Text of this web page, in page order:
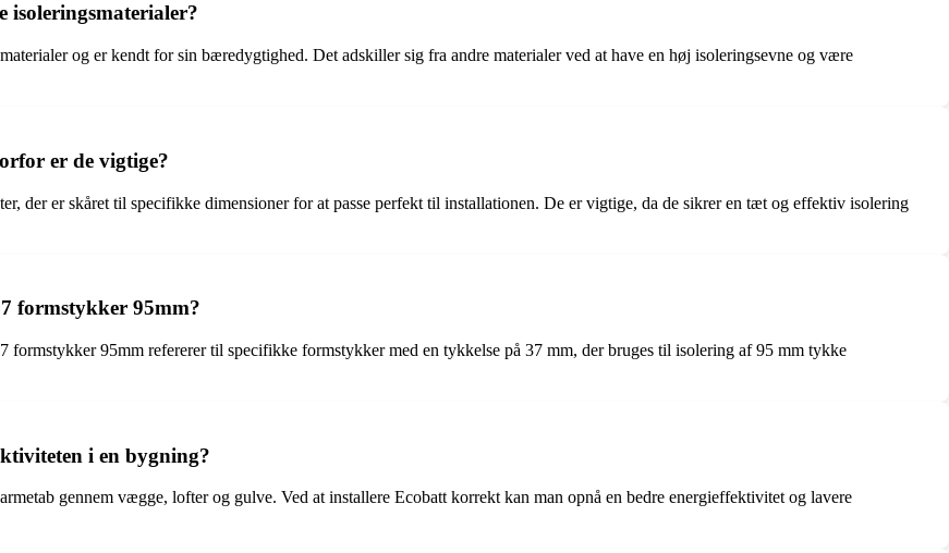
isoleringsmaterialer?
og er kendt for sin bæredygtighed. Det adskiller sig fra andre materialer ved at have en høj isoleringsevne og være
er de vigtige?
der er skåret til specifikke dimensioner for at passe perfekt til installationen. De er vigtige, da de sikrer en tæt og effektiv isolering
formstykker 95mm?
formstykker 95mm refererer til specifikke formstykker med en tykkelse på 37 mm, der bruges til isolering af 95 mm tykke
i en bygning?
gennem vægge, lofter og gulve. Ved at installere Ecobatt korrekt kan man opnå en bedre energieffektivitet og lavere